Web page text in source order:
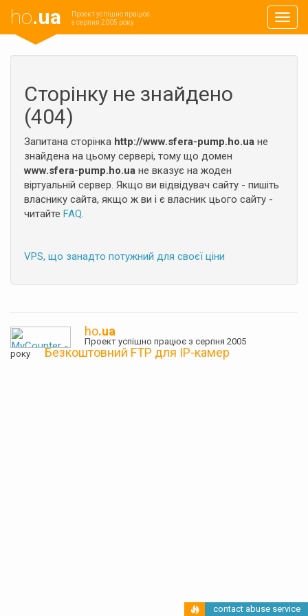
ho.ua
Проект успішно працює
з серпня 2005 року
Сторінку не знайдено
(404)
Запитана сторінка http://www.sfera-pump.ho.ua не
знайдена на цьому сервері, тому що домен
www.sfera-pump.ho.ua не вказує на жоден
віртуальній сервер. Якщо ви відвідувач сайту - пишіть
власнику сайта, якщо ж ви і є власник цього сайту -
читайте FAQ.
VPS, що занадто потужний для своєї ціни
ho.ua
Проект успішно працює з серпня 2005
року Безкоштовний FTP для IP-камер
contact abuse service